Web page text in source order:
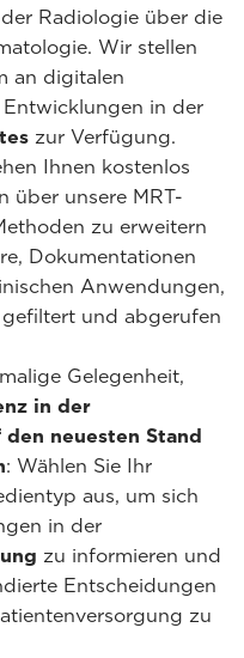
Radiologie über die
Wir stellen
an digitalen
Entwicklungen in der
zur Verfügung.
Ihnen kostenlos
über unsere MRT-
zu erweitern
Dokumentationen
Anwendungen,
und abgerufen
Gelegenheit,
in der
neuesten Stand
: Wählen Sie Ihr
aus, um sich
in der
zu informieren und
Entscheidungen
zu